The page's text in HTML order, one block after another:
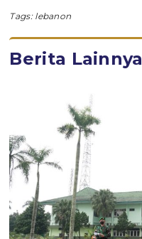
Tags: lebanon
Berita Lainnya